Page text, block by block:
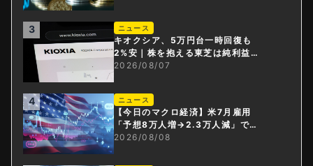
3 ニュース
キオクシア、5万円台一時回復も
2%安｜株を抱える東芝は純利益3
0倍
2026/08/07
4 ニュース
【今日のマクロ経済】米7月雇用
「予想8万人増→2.3万人減」で利
上げ観測後退
2026/08/08